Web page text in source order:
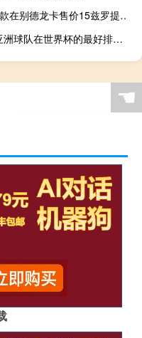
6款在别德龙卡售价15兹罗提的必备商品！Selgros和LM的优惠让每个人都受益
亚洲球队在世界杯的最好排名 02世界杯八强球队名单
☚